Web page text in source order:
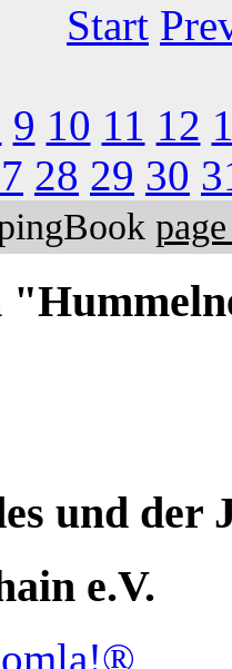
Start
9 10 11 12
28 29 30
und der
e.V.